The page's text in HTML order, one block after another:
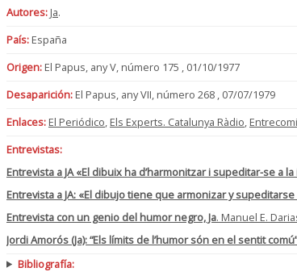
Autores: Ja.
País: España
Origen: El Papus, any V, número 175 , 01/10/1977
Desaparición: El Papus, any VII, número 268 , 07/07/1979
Enlaces: El Periódico Els Experts. Catalunya Ràdio
Entrevistas:
Entrevista a JA «El dibuix ha d’harmonitzar i supeditar-se a
Entrevista a JA: «El dibujo tiene que armonizar y
Entrevista con un genio del humor negro, Ja. Manuel E.
Jordi Amorós (Ja): “Els límits de l’humor són en el sentit comú”
Bibliografía: